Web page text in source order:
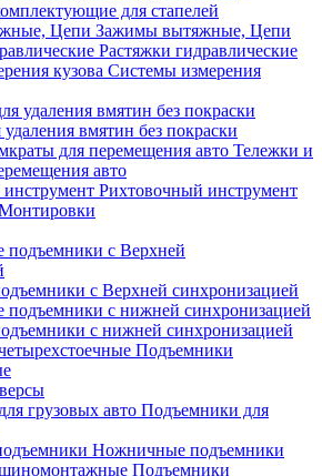
для стапелей
Зажимы вытяжные, Цепи
Растяжки гидравлические
Системы измерения
вмятин без покраски
Тележки и
авто
Рихтовочный инструмент
с Верхней синхронизацией
с нижней синхронизацией
Подъемники
Подъемники для
Ножничные подъемники
Подъемники